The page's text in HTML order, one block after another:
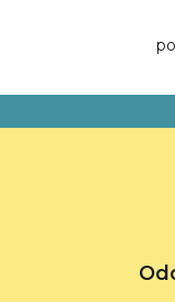
á